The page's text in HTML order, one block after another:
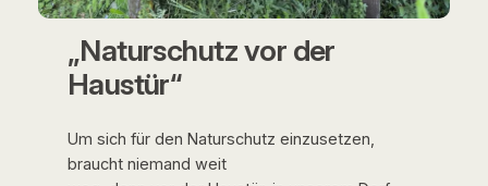
„Naturschutz vor der
Haustür“
Um sich für den Naturschutz einzusetzen,
braucht niemand weit